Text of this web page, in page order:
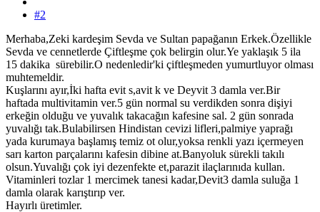
#2
Merhaba,Zeki kardeşim Sevda ve Sultan papağanın Erkek.Özellikle
Sevda ve cennetlerde Çiftleşme çok belirgin olur.Ye yaklaşık 5 ila
15 dakika sürebilir.O nedenledir'ki çiftleşmeden yumurtluyor olması
muhtemeldir.
Kuşlarını ayır,İki hafta evit s,avit k ve Deyvit 3 damla ver.Bir
haftada multivitamin ver.5 gün normal su verdikden sonra dişiyi
erkeğin olduğu ve yuvalık takacağın kafesine sal. 2 gün sonrada
yuvalığı tak.Bulabilirsen Hindistan cevizi lifleri,palmiye yaprağı
yada kurumaya başlamış temiz ot olur,yoksa renkli yazı içermeyen
sarı karton parçalarını kafesin dibine at.Banyoluk sürekli takılı
olsun.Yuvalığı çok iyi dezenfekte et,parazit ilaçlarınıda kullan.
Vitaminleri tozlar 1 mercimek tanesi kadar,Devit3 damla suluğa 1
damla olarak karıştırıp ver.
Hayırlı üretimler.